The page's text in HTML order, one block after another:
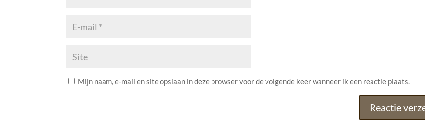
Mijn naam, e-mail en site opslaan in deze browser voor de volgende keer wanneer ik een reactie plaats.